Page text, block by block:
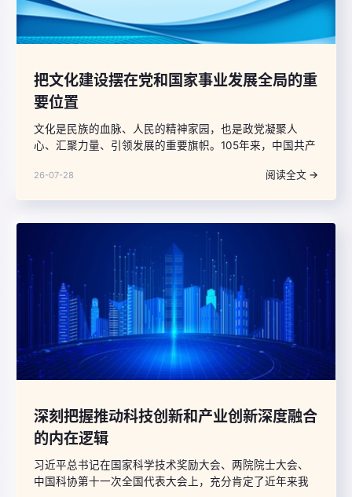
把文化建设摆在党和国家事业发展全局的重
要位置
文化是民族的血脉、人民的精神家园，也是政党凝聚人
心、汇聚力量、引领发展的重要旗帜。105年来，中国共产
置，以文化力量支撑强国建设、民族复兴伟业。立足新时
26-07-28 阅读全文 →
深刻把握推动科技创新和产业创新深度融合
的内在逻辑
习近平总书记在国家科学技术奖励大会、两院院士大会、
中国科协第十一次全国代表大会上，充分肯定了近年来我